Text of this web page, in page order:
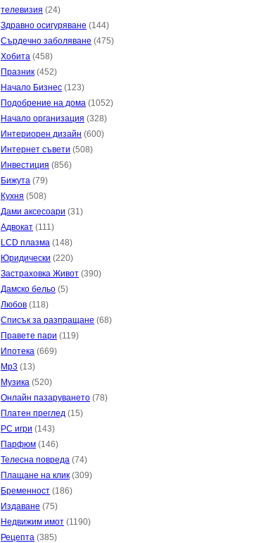
телевизия (24)
Здравно осигуряване (144)
Сърдечно заболяване (475)
Хобита (458)
Празник (452)
Начало Бизнес (123)
Подобрение на дома (1052)
Начало организация (328)
Интериорен дизайн (600)
Интернет съвети (508)
Инвестиция (856)
Бижута (79)
Кухня (508)
Дами аксесоари (31)
Адвокат (111)
LCD плазма (148)
Юридически (220)
Застраховка Живот (390)
Дамско бельо (5)
Любов (118)
Списък за разпращане (68)
Правете пари (119)
Ипотека (669)
Mp3 (13)
Музика (520)
Онлайн пазаруването (78)
Платен преглед (15)
PC игри (143)
Парфюм (146)
Телесна повреда (74)
Плащане на клик (309)
Бременност (186)
Издаване (75)
Недвижим имот (1190)
Рецепта (385)